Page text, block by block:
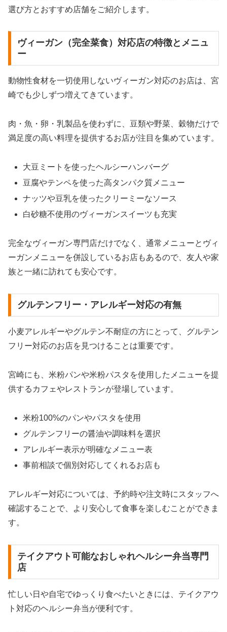
選び方とおすすめ店舗をご紹介します。
ヴィーガン（完全菜食）対応店の特徴とメニュ
ー
動物性食材を一切使用しないヴィーガン対応のお店は、宮
崎でも少しずつ増えてきています。
肉・魚・卵・乳製品を使わずに、豆類や野菜、穀物だけで
満足度の高い料理を提供するお店が注目を集めています。
大豆ミートを使ったヘルシーハンバーグ
豆腐やテンペを使った高タンパク質メニュー
ナッツや豆乳を使ったクリーミーなソース
白砂糖不使用のヴィーガンスイーツも充実
完全なヴィーガン専門店だけでなく、通常メニューとヴィ
ーガンメニューを併設しているお店もあるので、友人や家
族と一緒に訪れても安心です。
グルテンフリー・アレルギー対応の有無
小麦アレルギーやグルテン不耐症の方にとって、グルテン
フリー対応のお店を見つけることは重要です。
宮崎にも、米粉パンや米粉パスタを使用したメニューを提
供するカフェやレストランが登場しています。
米粉100%のパンやパスタを使用
グルテンフリーの醤油や調味料を選択
アレルギー表示が明確なメニュー表
事前相談で個別対応してくれるお店も
アレルギー対応については、予約時や注文時にスタッフへ
確認することで、より安心して食事を楽しむことができま
す。
テイクアウト可能なおしゃれヘルシー弁当専門
店
忙しい日や自宅でゆっくり食べたいときには、テイクアウ
ト対応のヘルシー弁当が便利です。